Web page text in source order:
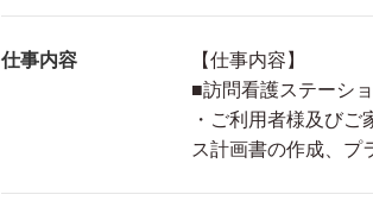
仕事内容
【仕事内容】
■訪問看護ステーシ
・ご利用者様及び
ス計画書の作成、プ